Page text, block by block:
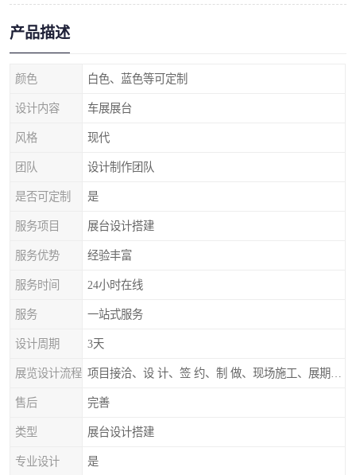
产品描述
颜色 白色、蓝色等可定制
设计内容 车展展台
风格 现代
团队 设计制作团队
是否可定制 是
服务项目 展台设计搭建
服务优势 经验丰富
服务时间 24小时在线
服务 一站式服务
设计周期 3天
展览设计流程
售后 完善
类型 展台设计搭建
专业设计 是